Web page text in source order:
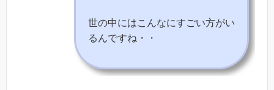
世の中にはこんなにすごい方がい
るんですね・・